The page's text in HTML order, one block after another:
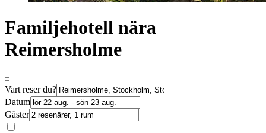
Familjehotell nära
Reimersholme
Vart reser du?
Datum
Gäster